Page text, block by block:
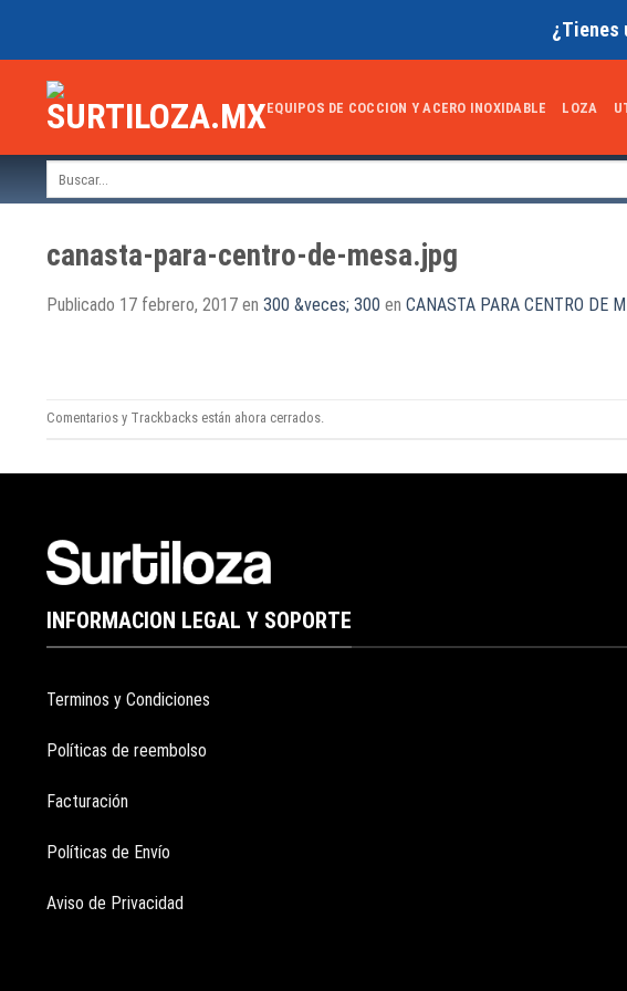
¿Tienes
EQUIPOS DE COCCION Y ACERO INOXIDABLE LOZA
canasta-para-centro-de-mesa.jpg
Publicado 17 febrero, 2017 en 300 &veces; 300 en CANASTA PARA CENTRO DE
Comentarios y Trackbacks están ahora cerrados.
INFORMACION LEGAL Y SOPORTE
Terminos y Condiciones
Políticas de reembolso
Facturación
Políticas de Envío
Aviso de Privacidad